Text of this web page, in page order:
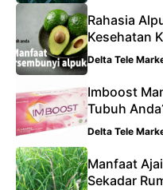
Rahasia
Kesehatan
Delta Tele
Imboost
Tubuh
Delta Tele
Manfaat
Sekadar